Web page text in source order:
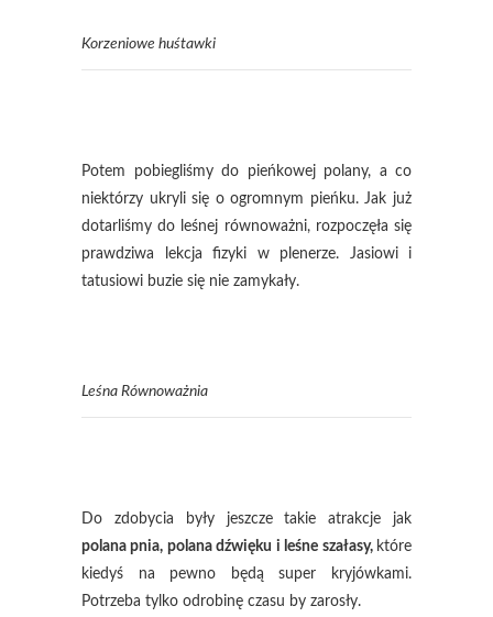
Korzeniowe huśtawki
Potem pobiegliśmy do pieńkowejpolany, a co
niektórzy ukryli się o ogromnym pieńku. Jak już
dotarliśmy do leśnej równoważni, rozpoczęła się
prawdziwa lekcja fizyki w plenerze. Jasiowi i
tatusiowi buzie się nie zamykały.
Leśna Równoważnia
Do zdobycia były jeszcze takie atrakcje jak
polana pnia, polana dźwięku i leśne szałasy, które
kiedyś na pewno będą super kryjówkami.
Potrzeba tylko odrobinę czasu by zarosły.